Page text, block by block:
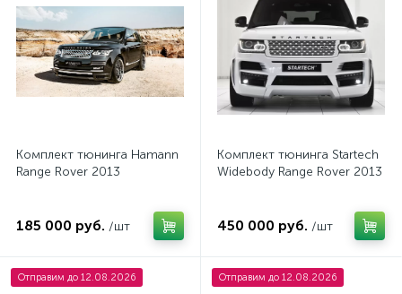
Комплект тюнинга Hamann
Range Rover 2013
185 000 руб. /шт
Комплект тюнинга Startech
Widebody Range Rover 2013
450 000 руб. /шт
Отправим до 12.08.2026 Отправим до 12.08.2026